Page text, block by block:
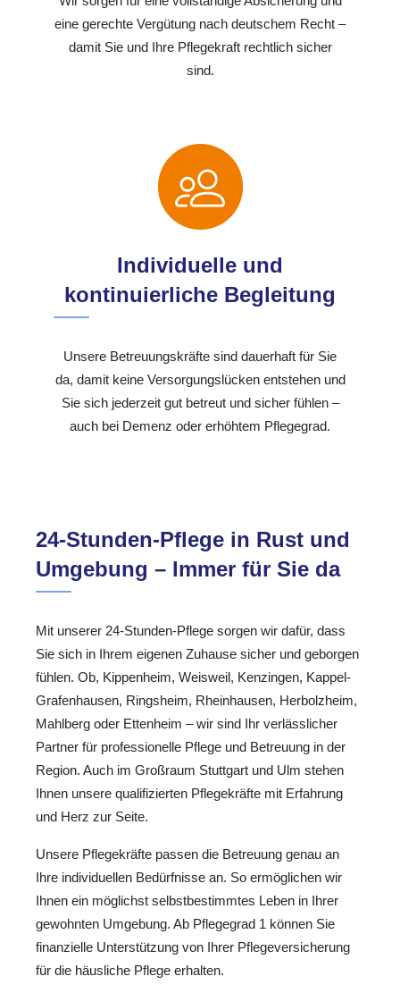
eine gerechte Vergütung nach deutschem Recht –
damit Sie und Ihre Pflegekraft rechtlich sicher
sind.
Individuelle und
kontinuierliche Begleitung
Unsere Betreuungskräfte sind dauerhaft für Sie
da, damit keine Versorgungslücken entstehen und
Sie sich jederzeit gut betreut und sicher fühlen –
auch bei Demenz oder erhöhtem Pflegegrad.
24-Stunden-Pflege in Rust und
Umgebung – Immer für Sie da
Mit unserer 24-Stunden-Pflege sorgen wir dafür, dass
Sie sich in Ihrem eigenen Zuhause sicher und geborgen
fühlen. Ob, Kippenheim, Weisweil, Kenzingen, Kappel-
Grafenhausen, Ringsheim, Rheinhausen, Herbolzheim,
Mahlberg oder Ettenheim – wir sind Ihr verlässlicher
Partner für professionelle Pflege und Betreuung in der
Region. Auch im Großraum Stuttgart und Ulm stehen
Ihnen unsere qualifizierten Pflegekräfte mit Erfahrung
und Herz zur Seite.
Unsere Pflegekräfte passen die Betreuung genau an
Ihre individuellen Bedürfnisse an. So ermöglichen wir
Ihnen ein möglichst selbstbestimmtes Leben in Ihrer
gewohnten Umgebung. Ab Pflegegrad 1 können Sie
finanzielle Unterstützung von Ihrer Pflegeversicherung
für die häusliche Pflege erhalten.